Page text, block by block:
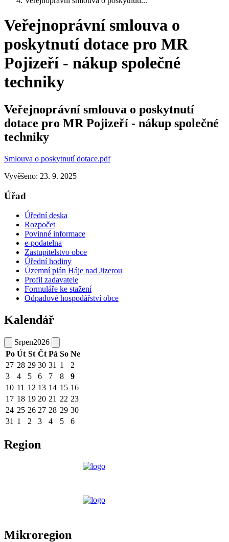
Veřejnoprávní smlouva o
poskytnutí dotace pro MR
Pojizeří - nákup společné
techniky
Veřejnoprávní smlouva o poskytnutí
dotace pro MR Pojizeří - nákup společné
techniky
Smlouva o poskytnutí dotace.pdf
Vyvěšeno: 23. 9. 2025
Úřad
Úřední deska
Rozpočet
Povinné informace
e-podatelna
Zastupitelstvo obce
Úřední hodiny
Územní plán Háje nad Jizerou
Profil zadavatele
Formuláře ke stažení
Odpadové hospodářství obce
Kalendář
Srpen2026
Po Út St Čt Pá So Ne
27 28 29 30 31 1
2
3
4 5 6 7 8
9
10 11 12 13 14 15 16
17 18 19 20 21 22 23
24 25 26 27 28 29 30
31 1 2 3 4 5 6
Region
Mikroregion